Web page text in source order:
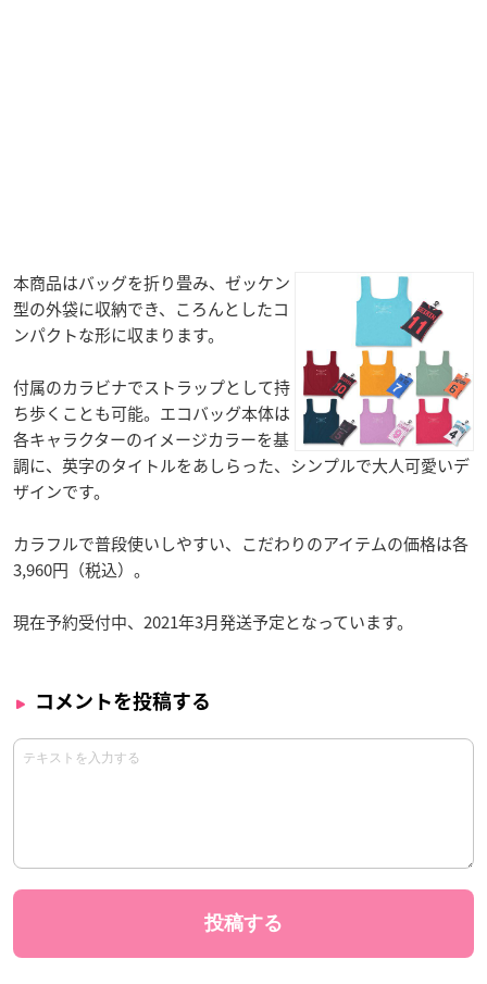
本商品はバッグを折り畳み、ゼッケン
型の外袋に収納でき、ころんとしたコ
ンパクトな形に収まります。
付属のカラビナでストラップとして持
ち歩くことも可能。エコバッグ本体は
各キャラクターのイメージカラーを基
調に、英字のタイトルをあしらった、シンプルで大人可愛いデ
ザインです。
カラフルで普段使いしやすい、こだわりのアイテムの価格は各
3,960円（税込）。
現在予約受付中、2021年3月発送予定となっています。
コメントを投稿する